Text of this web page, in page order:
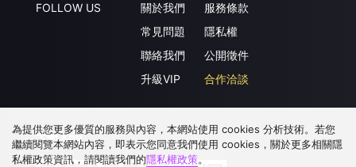
FOLLOW US
關於我們
常見問題
聯絡我們
升級VIP
服務條款
隱私權
公開徵件
合作洽談
下載 APP
為提供您更多優質的服務與內容，本網站使用 cookies 分析技術。若您
繼續閱覽本網站內容，即表示您同意我們使用 cookies，關於更多相關隱
私權政策資訊，請閱讀我們的隱私權政策。